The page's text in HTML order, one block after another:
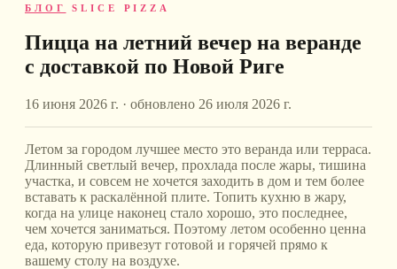
БЛОГ SLICE PIZZA
Пицца на летний вечер на веранде
с доставкой по Новой Риге
16 июня 2026 г. · обновлено 26 июля 2026 г.
Летом за городом лучшее место это веранда или терраса.
Длинный светлый вечер, прохлада после жары, тишина
участка, и совсем не хочется заходить в дом и тем более
вставать к раскалённой плите. Топить кухню в жару,
когда на улице наконец стало хорошо, это последнее,
чем хочется заниматься. Поэтому летом особенно ценна
еда, которую привезут готовой и горячей прямо к
вашему столу на воздухе.